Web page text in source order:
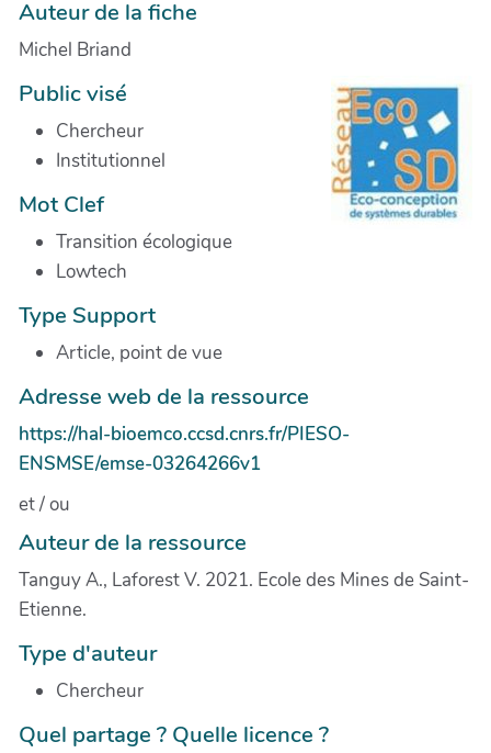
Auteur de la fiche
Michel Briand
Public visé
Chercheur
Institutionnel
Mot Clef
Transition écologique
Lowtech
Type Support
Article, point de vue
Adresse web de la ressource
https://hal-bioemco.ccsd.cnrs.fr/PIESO-
ENSMSE/emse-03264266v1
et / ou
Auteur de la ressource
Tanguy A., Laforest V. 2021. Ecole des Mines de Saint-
Etienne.
Type d'auteur
Chercheur
Quel partage ? Quelle licence ?